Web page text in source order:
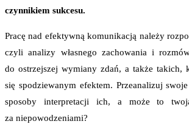
czynnikiem sukcesu.
Pracę nad efektywną komunikacją należy
czyli analizy własnego zachowania i
do ostrzejszej wymiany zdań, a także takich,
się spodziewanym efektem. Przeanalizuj
sposoby interpretacji ich, a może to
za niepowodzeniami?